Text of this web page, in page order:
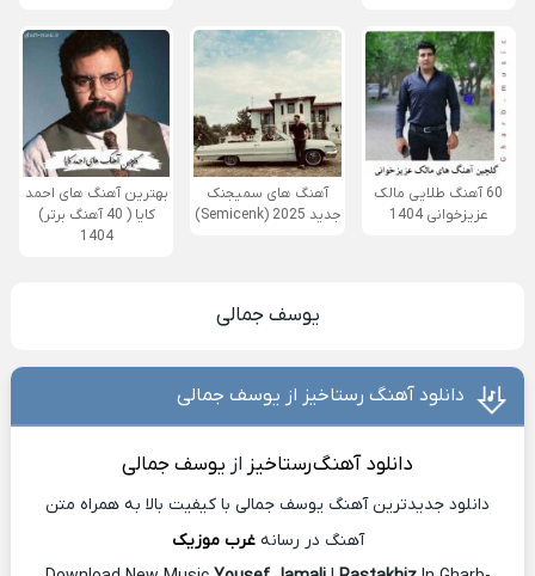
60 آهنگ طلایی مالک
عزیزخوانی 1404
آهنگ های سمیجنک
جدید 2025 (Semicenk)
بهترین آهنگ های احمد
کایا ( 40 آهنگ برتر)
1404
یوسف جمالی
دانلود آهنگ رستاخیز از یوسف جمالی
دانلود آهنگرستاخیز از یوسف جمالی
دانلود جدیدترین آهنگ یوسف جمالی با کیفیت بالا به همراه متن
آهنگ در رسانهغرب موزیک